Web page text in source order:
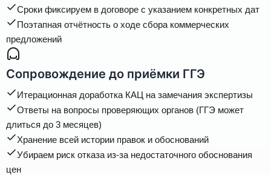
Сроки фиксируем в договоре с указанием конкретных дат
Поэтапная отчётность о ходе сбора коммерческих
предложений
Сопровождение до приёмки ГГЭ
Итерационная доработка КАЦ на замечания экспертизы
Ответы на вопросы проверяющих органов (ГГЭ может
длиться до 3 месяцев)
Хранение всей истории правок и обоснований
Убираем риск отказа из-за недостаточного обоснования
цен